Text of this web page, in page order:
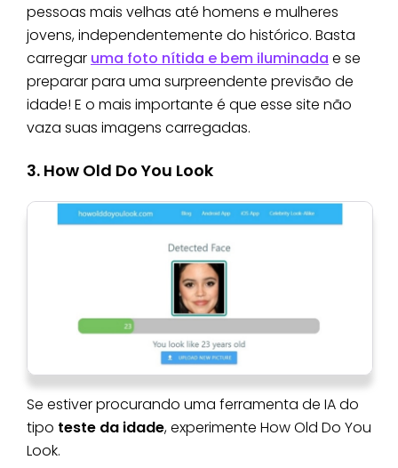
pessoas mais velhas até homens e mulheres
jovens, independentemente do histórico. Basta
carregar uma foto nítida e bem iluminada e se
preparar para uma surpreendente previsão de
idade! E o mais importante é que esse site não
vaza suas imagens carregadas.
3. How Old Do You Look
Se estiver procurando uma ferramenta de IA do
tipo teste da idade, experimente How Old Do You
Look.